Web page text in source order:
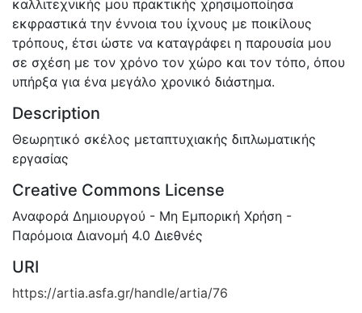
καλλιτεχνικής μου πρακτικής χρησιμοποίησα
εκφραστικά την έννοια του ίχνους με ποικίλους
τρόπους, έτσι ώστε να καταγράφει η παρουσία μου
σε σχέση με τον χρόνο τον χώρο και τον τόπο, όπου
υπήρξα για ένα μεγάλο χρονικό διάστημα.
Description
Θεωρητικό σκέλος μεταπτυχιακής διπλωματικής
εργασίας
Creative Commons License
Αναφορά Δημιουργού - Μη Εμπορική Χρήση -
Παρόμοια Διανομή 4.0 Διεθνές
URI
https://artia.asfa.gr/handle/artia/76